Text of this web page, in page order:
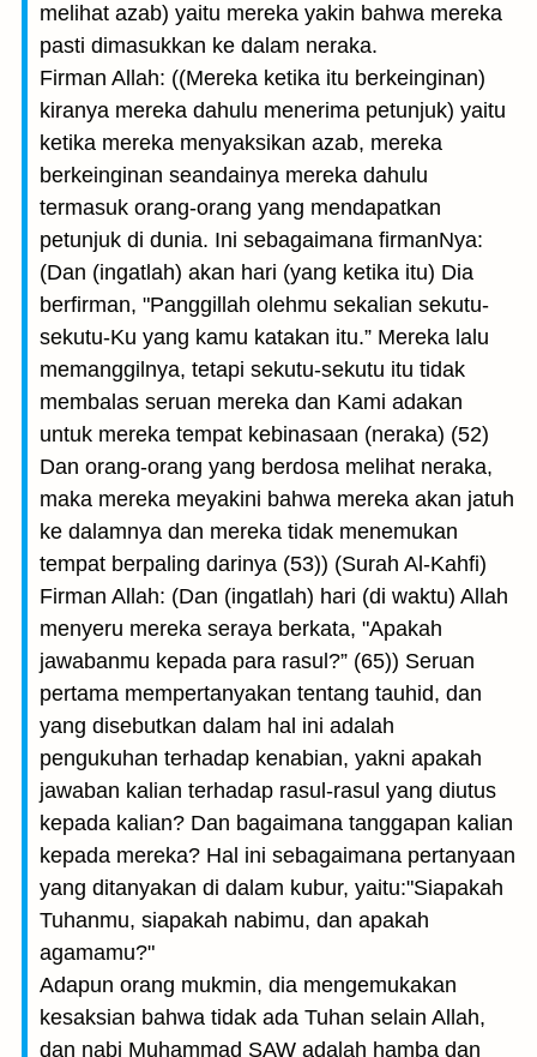
melihat azab) yaitu mereka yakin bahwa mereka
pasti dimasukkan ke dalam neraka.
Firman Allah: ((Mereka ketika itu berkeinginan)
kiranya mereka dahulu menerima petunjuk) yaitu
ketika mereka menyaksikan azab, mereka
berkeinginan seandainya mereka dahulu
termasuk orang-orang yang mendapatkan
petunjuk di dunia. Ini sebagaimana firmanNya:
(Dan (ingatlah) akan hari (yang ketika itu) Dia
berfirman, "Panggillah olehmu sekalian sekutu-
sekutu-Ku yang kamu katakan itu.” Mereka lalu
memanggilnya, tetapi sekutu-sekutu itu tidak
membalas seruan mereka dan Kami adakan
untuk mereka tempat kebinasaan (neraka) (52)
Dan orang-orang yang berdosa melihat neraka,
maka mereka meyakini bahwa mereka akan jatuh
ke dalamnya dan mereka tidak menemukan
tempat berpaling darinya (53)) (Surah Al-Kahfi)
Firman Allah: (Dan (ingatlah) hari (di waktu) Allah
menyeru mereka seraya ber­kata, "Apakah
jawabanmu kepada para rasul?” (65)) Seruan
pertama mempertanyakan tentang tauhid, dan
yang disebutkan dalam hal ini adalah
pengukuhan terhadap kenabian, yakni apakah
jawaban kalian terhadap rasul-rasul yang diutus
kepada kalian? Dan bagaimana tanggapan kalian
kepada mereka? Hal ini sebagaimana pertanyaan
yang ditanyakan di dalam kubur, yaitu:"Siapakah
Tuhanmu, siapakah nabimu, dan apakah
agamamu?"
Adapun orang mukmin, dia mengemukakan
kesaksian bahwa tidak ada Tuhan selain Allah,
dan nabi Muhammad SAW adalah hamba dan